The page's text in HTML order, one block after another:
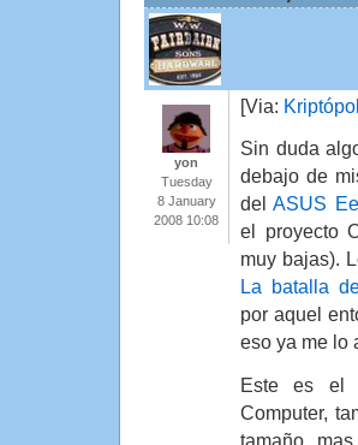
yon
Tuesday
8 January
2008 10:08
[Via:
Sin duda
debajo de
delASUS
el proyecto
muy bajas).
La batalla
por aquel
eso ya me lo
Este es el
Computer,
tamaño